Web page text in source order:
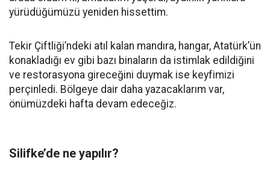
yürüdüğümüzü yeniden hissettim.
Tekir Çiftliği’ndeki atıl kalan mandıra, hangar, Atatürk’ün
konakladığı ev gibi bazı binaların da istimlak edildiğini
ve restorasyona gireceğini duymak ise keyfimizi
perçinledi. Bölgeye dair daha yazacaklarım var,
önümüzdeki hafta devam edeceğiz.
Silifke’de ne yapılır?